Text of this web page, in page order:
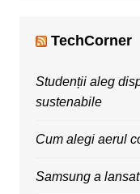
TechCorner
Studenții aleg
sustenabile
Cum alegi aerul
Samsung a